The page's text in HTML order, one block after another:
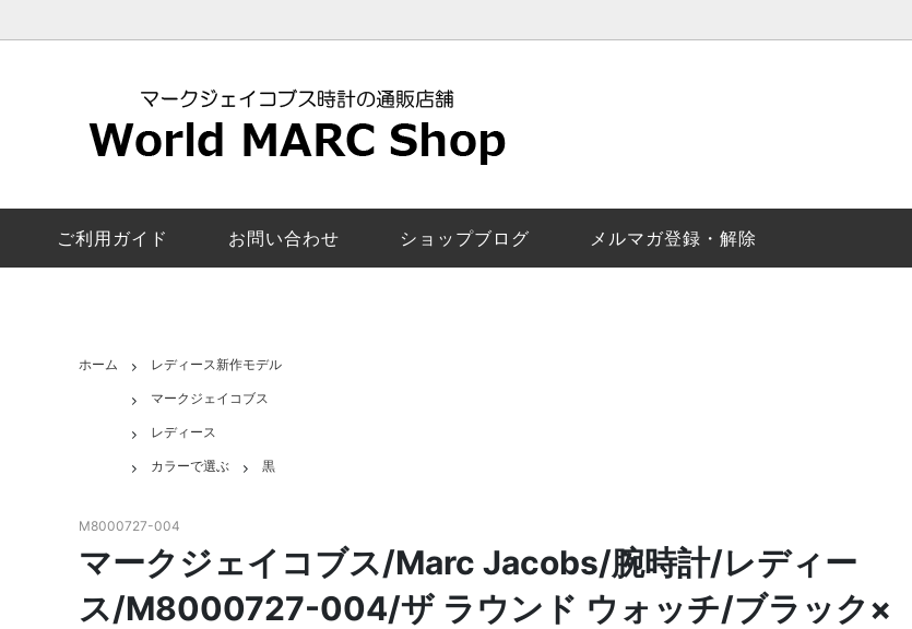
レディース新作モデル ロキシー｜ROXY
エイミー｜Amy ベイカー｜Baker
ロック｜Rock
コートニー｜Courtney
マークジェイコブス マークバイマークジェイコブス
機能で探す スマートウォッチ
安心の交換返品保証 5年修理保証
取扱店舗一覧 マークジェイコブスの
ペアウォッチの選
び方
ご利用ガイド お問い合わせ ショップブログ メルマガ登録・解除
ホーム レディース新作モデル
マークジェイコブス
レディース
カラーで選ぶ 黒
M8000727-004
マークジェイコブス/Marc Jacobs/腕時計/レディー
ス/M8000727-004/ザ ラウンド ウォッチ/ブラック×